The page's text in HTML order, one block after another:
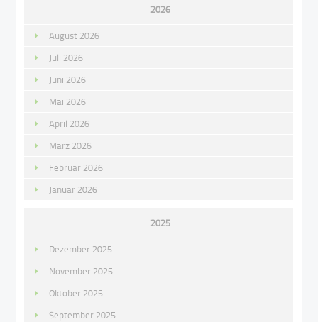
2026
August 2026
Juli 2026
Juni 2026
Mai 2026
April 2026
März 2026
Februar 2026
Januar 2026
2025
Dezember 2025
November 2025
Oktober 2025
September 2025